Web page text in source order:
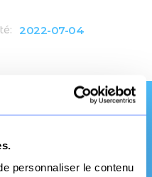
personnaliser le contenu
2022-07-04
et un
pro